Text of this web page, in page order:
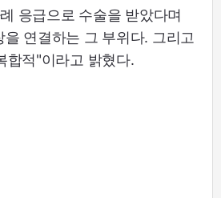
응급으로 수술을 받았다며
연결하는 그 부위다. 그리고
합적"이라고 밝혔다.